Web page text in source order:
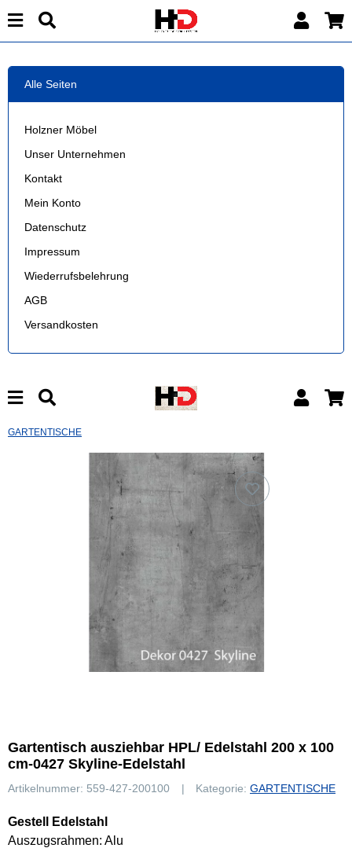
Alle Seiten
Holzner Möbel
Unser Unternehmen
Kontakt
Mein Konto
Datenschutz
Impressum
Wiederrufsbelehrung
AGB
Versandkosten
GARTENTISCHE
Gartentisch ausziehbar HPL/ Edelstahl 200 x 100
cm-0427 Skyline-Edelstahl
Artikelnummer: 559-427-200100 Kategorie: GARTENTISCHE
Gestell Edelstahl
Auszugsrahmen: Alu